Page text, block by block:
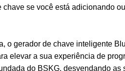
se você está adicionando
o gerador de chave inteligente
elevar a sua experiência de
do BSKG, desvendando as